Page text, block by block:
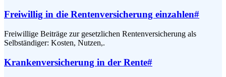
Freiwillig in die Rentenversicherung einzahlen#
Freiwillige Beiträge zur gesetzlichen Rentenversicherung als
Selbständiger: Kosten, Nutzen,.
Krankenversicherung in der Rente#